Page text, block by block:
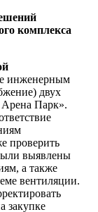
комплекса
инженерным
двух
Парк».
проверить
выявлены
а также
вентиляции.
закупке